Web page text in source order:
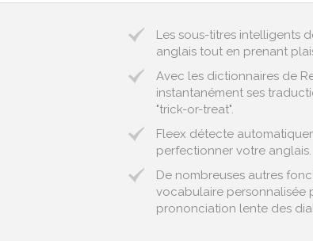
Les sous-titres intelligents
anglais tout en prenant
Avec les dictionnaires de
instantanément ses
"trick-or-treat".
Fleex détecte
perfectionner votre anglais.
De nombreuses autres
vocabulaire personnalisée
prononciation lente des